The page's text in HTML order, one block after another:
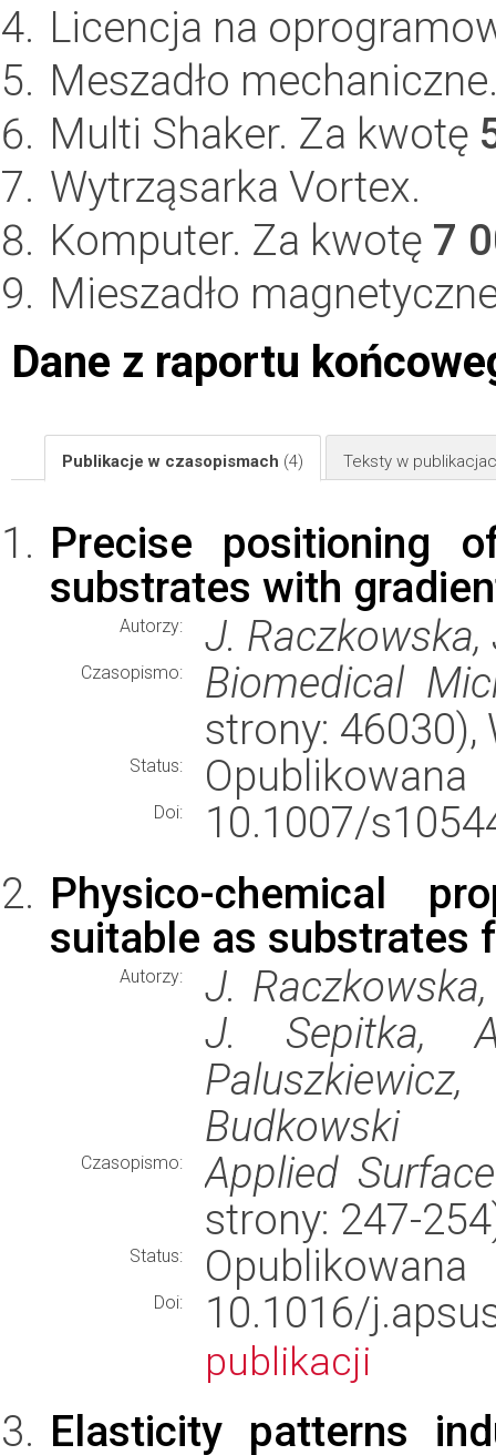
Licencja na
Meszadło
Multi Shaker. Za kwotę
Wytrząsarka Vortex.
Komputer. Za kwotę 7
Mieszadło
Dane z raportu
Publikacje w czasopismach (4) Teksty w
Precise positioning
substrates with
Autorzy: J. Raczkowska,
Czasopismo:
Biomedical
strony:
Status: Opublikowana
Doi:
10.1007/
Physico-chemical
suitable as substrates
Autorzy:
J.
J. Sepitka,
Budkowski
Czasopismo:
Applied
strony: 247-
Status: Opublikowana
Doi: 10.1016/
publikacji
Elasticity patterns